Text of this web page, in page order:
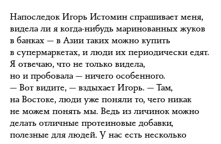
Напоследок Игорь Истомин спрашивает меня,
видела ли я когда-нибудь маринованных жуков
в банках — в Азии таких можно купить
в супермаркетах, и люди их периодически едят.
Я отвечаю, что не только видела,
но и пробовала — ничего особенного.
— Вот видите, — вздыхает Игорь. — Там,
на Востоке, люди уже поняли то, чего никак
не можем понять мы. Ведь из личинок можно
делать отличные протеиновые добавки,
полезные для людей. У нас есть несколько